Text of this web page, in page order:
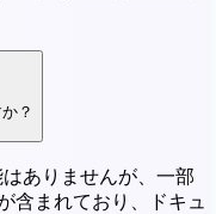
？
ありませんが、一部
含まれており、ドキュ